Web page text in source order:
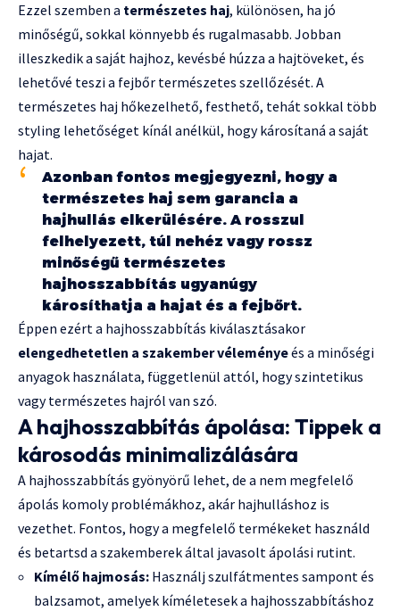
Ezzel szemben a természetes haj, különösen, ha jó
minőségű, sokkal könnyebb és rugalmasabb. Jobban
illeszkedik a saját hajhoz, kevésbé húzza a hajtöveket, és
lehetővé teszi a fejbőr természetes szellőzését. A
természetes haj hőkezelhető, festhető, tehát sokkal több
styling lehetőséget kínál anélkül, hogy károsítaná a saját
hajat.
Azonban fontos megjegyezni, hogy a
természetes haj sem garancia a
hajhullás elkerülésére. A rosszul
felhelyezett, túl nehéz vagy rossz
minőségű természetes
hajhosszabbítás ugyanúgy
károsíthatja a hajat és a fejbőrt.
Éppen ezért a hajhosszabbítás kiválasztásakor
elengedhetetlen a szakember véleményeés a minőségi
anyagok használata, függetlenül attól, hogy szintetikus
vagy természetes hajról van szó.
A hajhosszabbítás ápolása: Tippek a
károsodás minimalizálására
A hajhosszabbítás gyönyörű lehet, de a nem megfelelő
ápolás komoly problémákhoz, akár hajhulláshoz is
vezethet. Fontos, hogy a megfelelő termékeket használd
és betartsd a szakemberek által javasolt ápolási rutint.
Kímélő hajmosás: Használj szulfátmentes sampont és
balzsamot, amelyek kíméletesek a hajhosszabbításhoz